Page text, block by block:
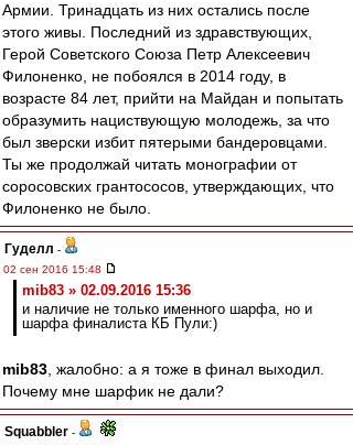
Армии. Тринадцать из них остались после
этого живы. Последний из здравствующих,
Герой Советского Союза Петр Алексеевич
Филоненко, не побоялся в 2014 году, в
возрасте 84 лет, прийти на Майдан и попытать
образумить нациствующую молодежь, за что
был зверски избит пятерыми бандеровцами.
Ты же продолжай читать монографии от
соросовских грантососов, утверждающих, что
Филоненко не было.
Гуделл -
02 сен 2016 15:48
mib83 » 02.09.2016 15:36
и наличие не только именного шарфа, но и
шарфа финалиста КБ Пули:)
mib83 , жалобно: а я тоже в финал выходил.
Почему мне шарфик не дали?
Squabbler -